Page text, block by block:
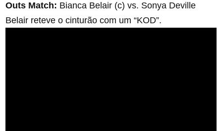
Outs Match: Bianca Belair (c) vs. Sonya Deville
Belair reteve o cinturão com um “KOD”.